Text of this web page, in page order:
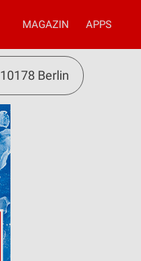
MAGAZIN APPS
10178 Berlin